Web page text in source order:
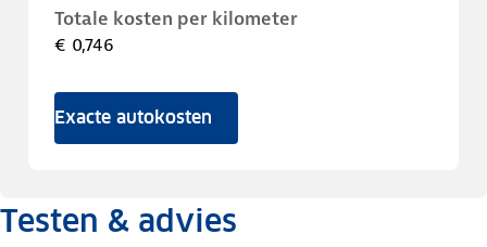
Totale kosten per kilometer
€ 0,746
Exacte autokosten
Testen & advies